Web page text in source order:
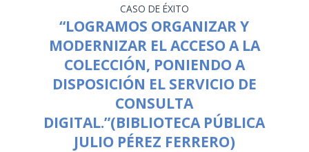
CASO DE ÉXITO
“LOGRAMOS ORGANIZAR Y
MODERNIZAR EL ACCESO A LA
COLECCIÓN, PONIENDO A
DISPOSICIÓN EL SERVICIO DE
CONSULTA
DIGITAL.”(BIBLIOTECA PÚBLICA
JULIO PÉREZ FERRERO)